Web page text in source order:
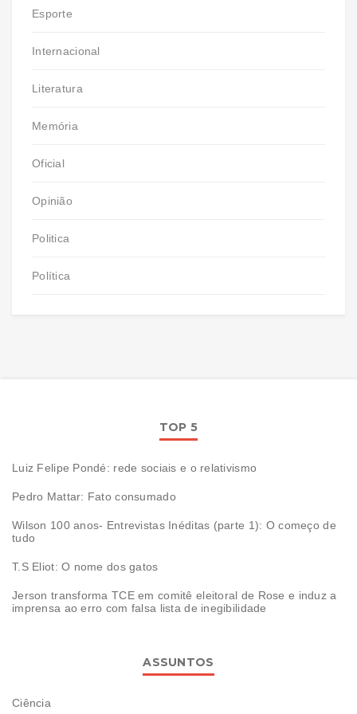
Esporte
Internacional
Literatura
Memória
Oficial
Opinião
Politica
Política
TOP 5
Luiz Felipe Pondé: rede sociais e o relativismo
Pedro Mattar: Fato consumado
Wilson 100 anos- Entrevistas Inéditas (parte 1): O começo de
tudo
T.S Eliot: O nome dos gatos
Jerson transforma TCE em comitê eleitoral de Rose e induz a
imprensa ao erro com falsa lista de inegibilidade
ASSUNTOS
Ciência